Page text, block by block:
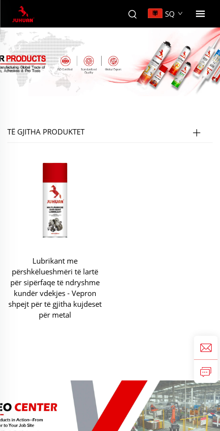
SQ
TË GJITHA PRODUKTET
Lubrikant me
përshkëlueshmëri të lartë
për sipërfaqe të ndryshme
kundër vdekjes - Vepron
shpejt për të gjitha kujdeset
për metal